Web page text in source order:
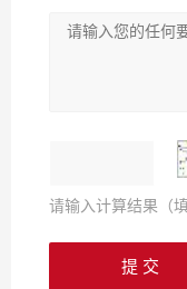
请输入计算结果（